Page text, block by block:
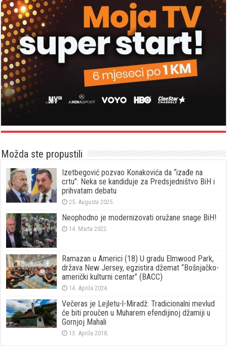
Možda ste propustili
Izetbegović pozvao Konakovića da “izađe na
crtu”: Neka se kandiduje za Predsjedništvo BiH i
prihvatam debatu
25. Augusta 2025.
Neophodno je modernizovati oružane snage BiH!
14. Marta 2022.
Ramazan u Americi (18) U gradu Elmwood Park,
država New Jersey, egzistira džemat “Bošnjačko-
američki kulturni centar” (BACC)
14. Aprila 2024.
Večeras je Lejletu-l-Miradž: Tradicionalni mevlud
će biti proučen u Muharem efendijinoj džamiji u
Gornjoj Mahali
13. Aprila 2018.